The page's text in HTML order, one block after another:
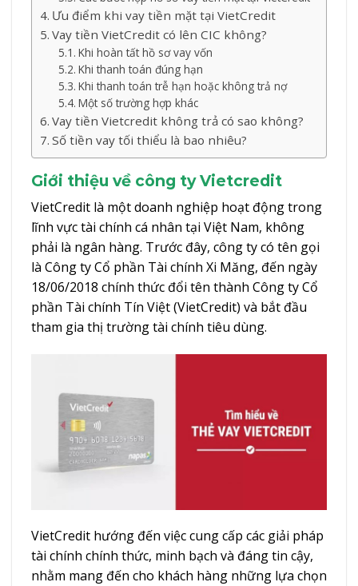
Ưu điểm khi vay tiền mặt tại VietCredit
Vay tiền VietCredit có lên CIC không?
Khi hoàn tất hồ sơ vay vốn
Khi thanh toán đúng hạn
Khi thanh toán trễ hạn hoặc không trả nợ
Một số trường hợp khác
Vay tiền Vietcredit không trả có sao không?
Số tiền vay tối thiểu là bao nhiêu?
Giới thiệu về công ty Vietcredit
VietCredit là một doanh nghiệp hoạt động trong
lĩnh vực tài chính cá nhân tại Việt Nam, không
phải là ngân hàng. Trước đây, công ty có tên gọi
là Công ty Cổ phần Tài chính Xi Măng, đến ngày
18/06/2018 chính thức đổi tên thành Công ty Cổ
phần Tài chính Tín Việt (VietCredit) và bắt đầu
tham gia thị trường tài chính tiêu dùng.
VietCredit hướng đến việc cung cấp các giải pháp
tài chính chính thức, minh bạch và đáng tin cậy,
nhằm mang đến cho khách hàng những lựa chọn